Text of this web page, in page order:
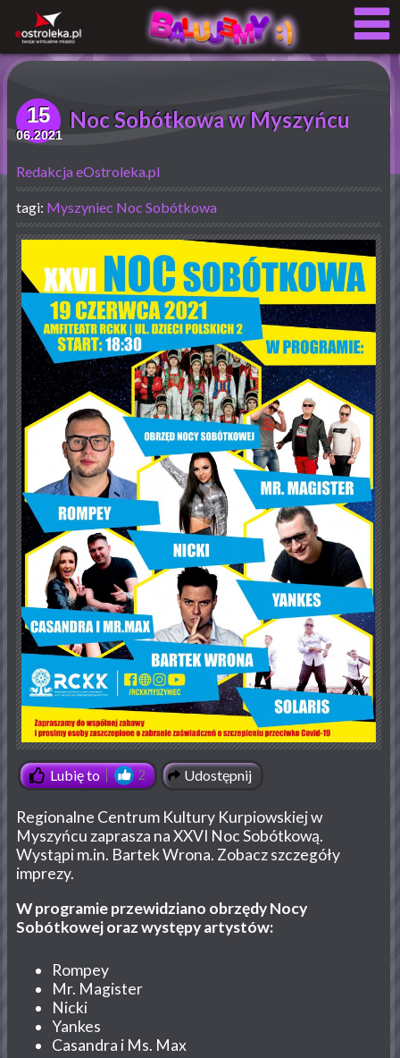
15
06.2021
Noc Sobótkowa w Myszyńcu
Redakcja eOstroleka.pl
tagi: Myszyniec Noc Sobótkowa
Lubię to 2 Udostępnij
Regionalne Centrum Kultury Kurpiowskiej w
Myszyńcu zaprasza na XXVI Noc Sobótkową.
Wystąpi m.in. Bartek Wrona. Zobacz szczegóły
imprezy.
W programie przewidziano obrzędy Nocy
Sobótkowej oraz występy artystów:
Rompey
Mr. Magister
Nicki
Yankes
Casandra i Ms. Max